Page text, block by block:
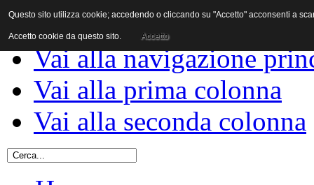
Vai al contenuto
Vai alla navigazione
Vai alla prima colonna
Vai alla seconda colonna
Questo sito utilizza cookie; accedendo o cliccando su "Accetto" acconsenti a
Accetto cookie da questo sito. Accetto